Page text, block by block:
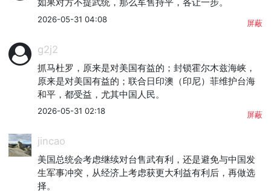
如果对方不提武统，那么军售持平，各让一步。
2026-05-31 04:08 屏蔽
g2j2
抓马杜罗，原来是对美国有益的；封锁霍尔木兹海峡，
原来是对美国有益的；联合日印澳（印尼）菲维护台海
和平，都受益，尤其中国人民。
2026-05-31 02:18 屏蔽
jincao
美国总统会考虑继续对台售武有利，还是避免与中国发
生军事冲突，从经济上考虑获更大利益有利后，再做选
择。